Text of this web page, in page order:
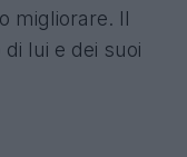
migliorare. Il
lui e dei suoi